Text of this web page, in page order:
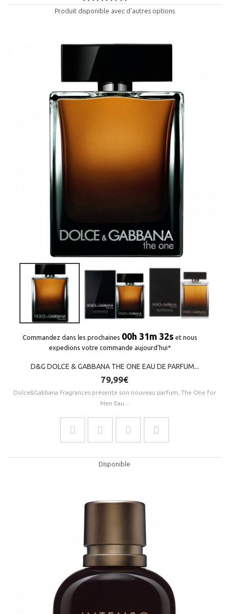
(6 avis)
Produit disponible avec d'autres options
Commandez dans les prochaines 00h 31m 32s et nous
expedions votre commande aujourd'hui*
D&G DOLCE & GABBANA THE ONE EAU DE PARFUM...
79,99€
Dolce&Gabbana Fragrances présente son nouveau parfum, The One for
Men Eau...
Disponible